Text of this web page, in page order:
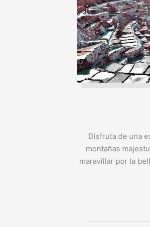
Disfruta de una
montañas
maravillar por la